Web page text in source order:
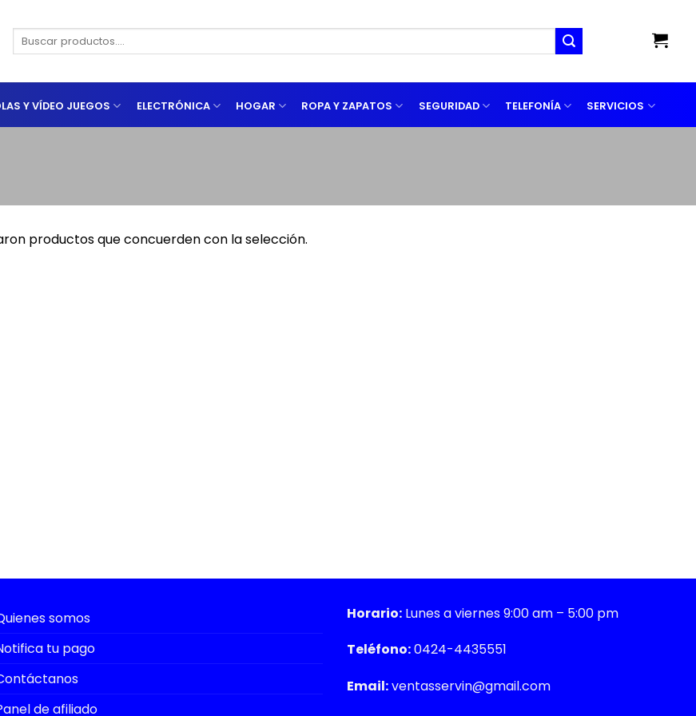
Buscar
Y VÍDEO JUEGOS ELECTRÓNICA HOGAR ROPA Y ZAPATOS SEGURIDAD TELEFONÍA SERVICIOS
productos que concuerden con la selección.
somos
tu pago
de afiliado
Horario:Lunes a viernes 9:00 am – 5:00 pm
Teléfono:0424-4435551
Email:ventasservin@gmail.com